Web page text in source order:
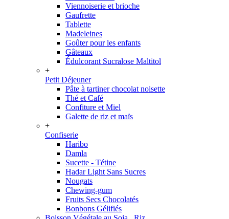
Viennoiserie et brioche
Gaufrette
Tablette
Madeleines
Goûter pour les enfants
Gâteaux
Édulcorant Sucralose Maltitol
+
Petit Déjeuner
Pâte à tartiner chocolat noisette
Thé et Café
Confiture et Miel
Galette de riz et maïs
+
Confiserie
Haribo
Damla
Sucette - Tétine
Hadar Light Sans Sucres
Nougats
Chewing-gum
Fruits Secs Chocolatés
Bonbons Gélifiés